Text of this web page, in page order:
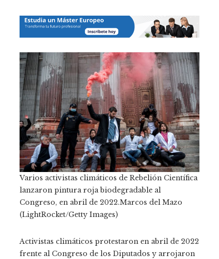
Varios activistas climáticos de Rebelión Científica
lanzaron pintura roja biodegradable al
Congreso, en abril de 2022.Marcos del Mazo
(LightRocket/Getty Images)
Activistas climáticos protestaron en abril de 2022
frente al Congreso de los Diputados y arrojaron